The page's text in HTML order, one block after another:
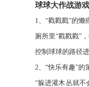
球球大作战游
1、“戳戳戳”的懒
厕所里“戳戳戳”
控制球球的路径
2、“快乐有趣”的
“躲进灌木丛就不